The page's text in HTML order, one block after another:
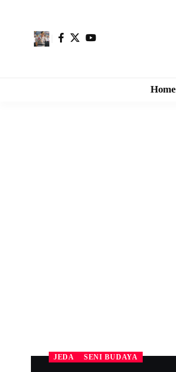
Home
JEDA SENI BUDAYA